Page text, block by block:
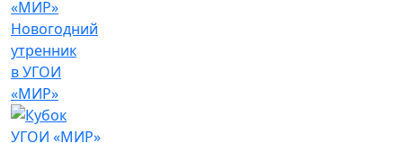
Новогодний
утренник
в УГОИ
«МИР»